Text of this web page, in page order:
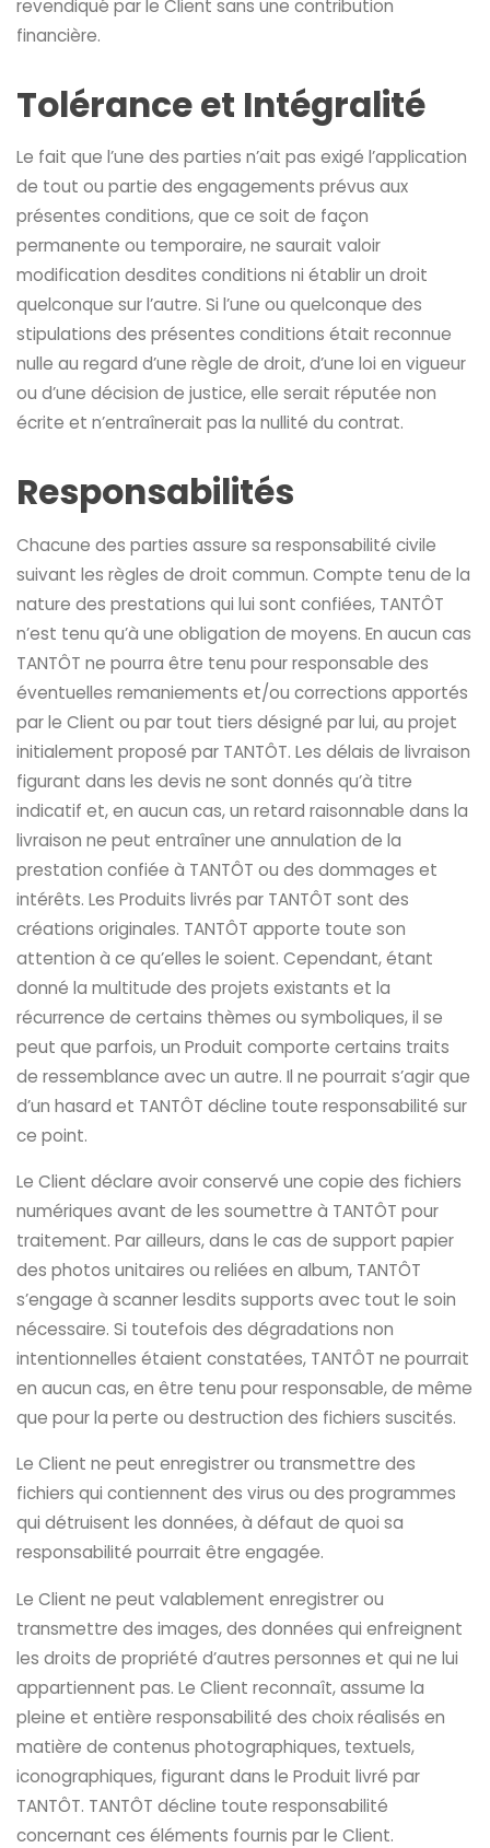
revendiqué par le Client sans une contribution
financière.
Tolérance et Intégralité
Le fait que l’une des parties n’ait pas exigé l’application
de tout ou partie des engagements prévus aux
présentes conditions, que ce soit de façon
permanente ou temporaire, ne saurait valoir
modification desdites conditions ni établir un droit
quelconque sur l’autre. Si l’une ou quelconque des
stipulations des présentes conditions était reconnue
nulle au regard d’une règle de droit, d’une loi en vigueur
ou d’une décision de justice, elle serait réputée non
écrite et n’entraînerait pas la nullité du contrat.
Responsabilités
Chacune des parties assure sa responsabilité civile
suivant les règles de droit commun. Compte tenu de la
nature des prestations qui lui sont confiées, TANTÔT
n’est tenu qu’à une obligation de moyens. En aucun cas
TANTÔT ne pourra être tenu pour responsable des
éventuelles remaniements et/ou corrections apportés
par le Client ou par tout tiers désigné par lui, au projet
initialement proposé par TANTÔT. Les délais de livraison
figurant dans les devis ne sont donnés qu’à titre
indicatif et, en aucun cas, un retard raisonnable dans la
livraison ne peut entraîner une annulation de la
prestation confiée à TANTÔT ou des dommages et
intérêts. Les Produits livrés par TANTÔT sont des
créations originales. TANTÔT apporte toute son
attention à ce qu’elles le soient. Cependant, étant
donné la multitude des projets existants et la
récurrence de certains thèmes ou symboliques, il se
peut que parfois, un Produit comporte certains traits
de ressemblance avec un autre. Il ne pourrait s’agir que
d’un hasard et TANTÔT décline toute responsabilité sur
ce point.
Le Client déclare avoir conservé une copie des fichiers
numériques avant de les soumettre à TANTÔT pour
traitement. Par ailleurs, dans le cas de support papier
des photos unitaires ou reliées en album, TANTÔT
s’engage à scanner lesdits supports avec tout le soin
nécessaire. Si toutefois des dégradations non
intentionnelles étaient constatées, TANTÔT ne pourrait
en aucun cas, en être tenu pour responsable, de même
que pour la perte ou destruction des fichiers suscités.
Le Client ne peut enregistrer ou transmettre des
fichiers qui contiennent des virus ou des programmes
qui détruisent les données, à défaut de quoi sa
responsabilité pourrait être engagée.
Le Client ne peut valablement enregistrer ou
transmettre des images, des données qui enfreignent
les droits de propriété d’autres personnes et qui ne lui
appartiennent pas. Le Client reconnaît, assume la
pleine et entière responsabilité des choix réalisés en
matière de contenus photographiques, textuels,
iconographiques, figurant dans le Produit livré par
TANTÔT. TANTÔT décline toute responsabilité
concernant ces éléments fournis par le Client.